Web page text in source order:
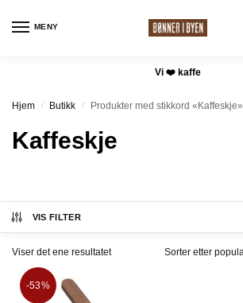
MENY
Vi ❤️ kaffe
Hjem / Butikk / Produkter med stikkord «Kaffeskje»
Kaffeskje
VIS FILTER
Viser det ene resultatet
-53%